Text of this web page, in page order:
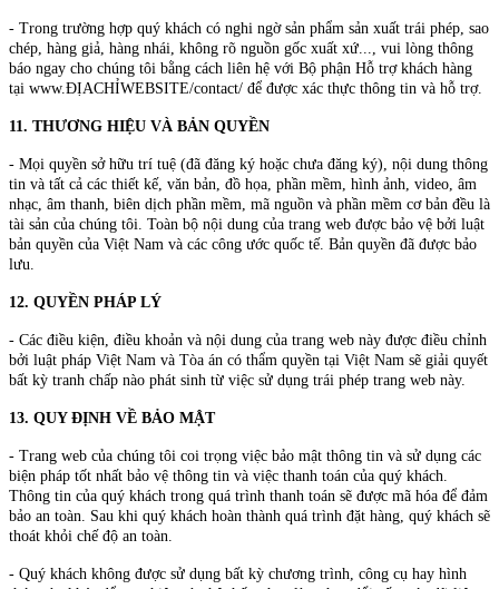
- Trong trường hợp quý khách có nghi ngờ sản phẩm sản xuất trái phép, sao
chép, hàng giả, hàng nhái, không rõ nguồn gốc xuất xứ..., vui lòng thông
báo ngay cho chúng tôi bằng cách liên hệ với Bộ phận Hỗ trợ khách hàng
tại www.ĐỊACHỈWEBSITE/contact/ để được xác thực thông tin và hỗ trợ.
11. THƯƠNG HIỆU VÀ BẢN QUYỀN
- Mọi quyền sở hữu trí tuệ (đã đăng ký hoặc chưa đăng ký), nội dung thông
tin và tất cả các thiết kế, văn bản, đồ họa, phần mềm, hình ảnh, video, âm
nhạc, âm thanh, biên dịch phần mềm, mã nguồn và phần mềm cơ bản đều là
tài sản của chúng tôi. Toàn bộ nội dung của trang web được bảo vệ bởi luật
bản quyền của Việt Nam và các công ước quốc tế. Bản quyền đã được bảo
lưu.
12. QUYỀN PHÁP LÝ
- Các điều kiện, điều khoản và nội dung của trang web này được điều chỉnh
bởi luật pháp Việt Nam và Tòa án có thẩm quyền tại Việt Nam sẽ giải quyết
bất kỳ tranh chấp nào phát sinh từ việc sử dụng trái phép trang web này.
13. QUY ĐỊNH VỀ BẢO MẬT
- Trang web của chúng tôi coi trọng việc bảo mật thông tin và sử dụng các
biện pháp tốt nhất bảo vệ thông tin và việc thanh toán của quý khách.
Thông tin của quý khách trong quá trình thanh toán sẽ được mã hóa để đảm
bảo an toàn. Sau khi quý khách hoàn thành quá trình đặt hàng, quý khách sẽ
thoát khỏi chế độ an toàn.
- Quý khách không được sử dụng bất kỳ chương trình, công cụ hay hình